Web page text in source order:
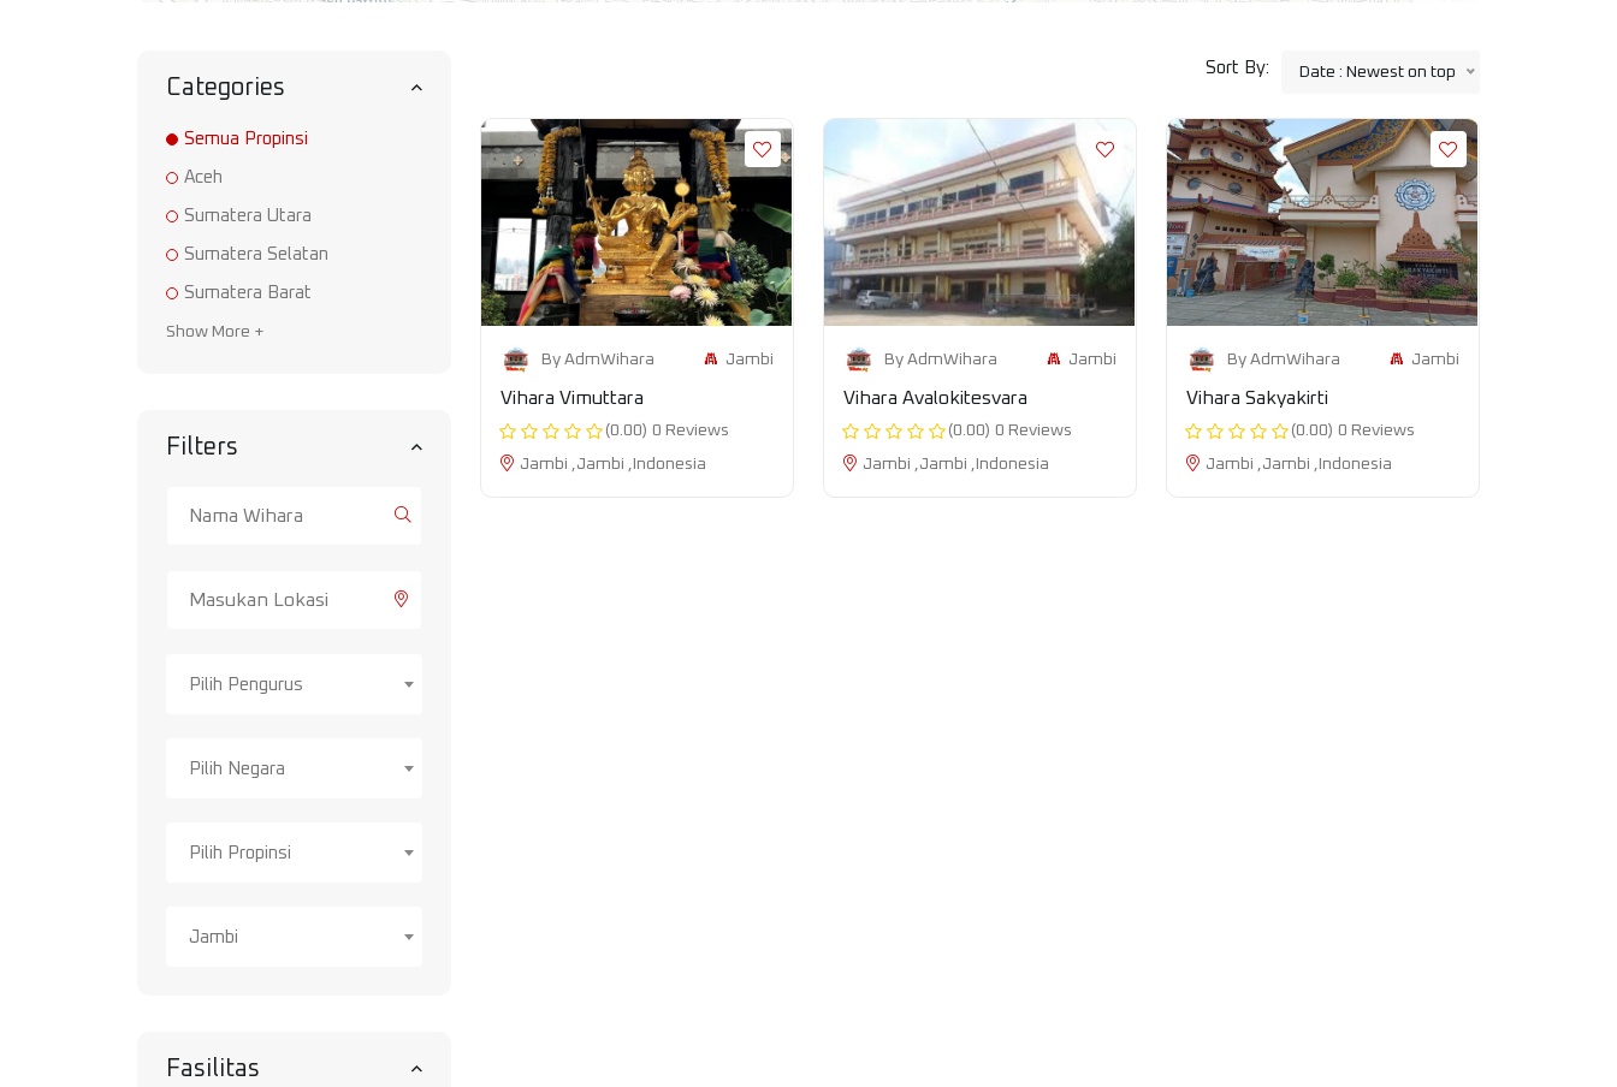
Categories
Semua Propinsi
Aceh
Sumatera Utara
Sumatera Selatan
Sumatera Barat
Show More +
Filters
Pilih Pengurus
Pilih Negara
Pilih Propinsi
Jambi
Fasilitas
Sort By: Date : Newest on top
By AdmWihara Jambi
Vihara Vimuttara
(0.00) 0 Reviews
Jambi ,Jambi ,Indonesia
By AdmWihara Jambi
Vihara Avalokitesvara
(0.00) 0 Reviews
Jambi ,Jambi ,Indonesia
By AdmWihara Jambi
Vihara Sakyakirti
(0.00) 0 Reviews
Jambi ,Jambi ,Indonesia